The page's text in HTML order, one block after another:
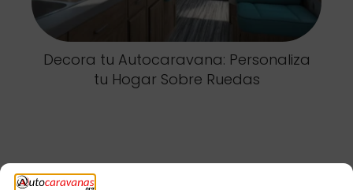
Decora tu Autocaravana: Personaliza
tu Hogar Sobre Ruedas
Deja una respuesta